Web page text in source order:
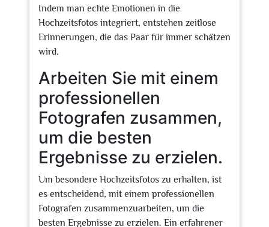
Indem man echte Emotionen in die
Hochzeitsfotos integriert, entstehen zeitlose
Erinnerungen, die das Paar für immer schätzen
wird.
Arbeiten Sie mit einem
professionellen
Fotografen zusammen,
um die besten
Ergebnisse zu erzielen.
Um besondere Hochzeitsfotos zu erhalten, ist
es entscheidend, mit einem professionellen
Fotografen zusammenzuarbeiten, um die
besten Ergebnisse zu erzielen. Ein erfahrener